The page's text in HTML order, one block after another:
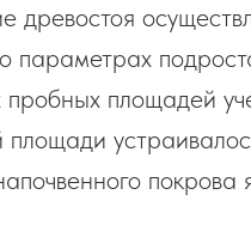
древостоя
параметрах
пробных площадей
площади
покрова